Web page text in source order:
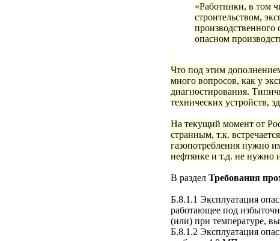
«Работники, в том
строительством,
опасном
Что под этим
много вопросов, как у
диагностирования.
технических устройств,
На текущий момент от
странным, т.к.
газопотребления нужно
нефтянке и т.д. не нужно
В раздел Требования
Б.8.1.1 Эксплуатация
работающее под
(или) при температуре,
Б.8.1.2 Эксплуатация